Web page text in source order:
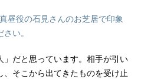
昼役の石見さんのお芝居で印象
い。
」だと思っています。相手が引い
そこから出てきたものを受け止